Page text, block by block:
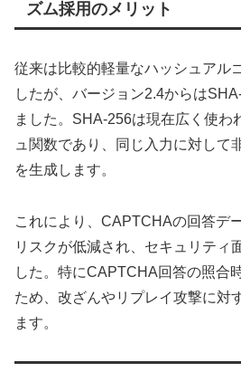
ズム採用のメリット
従来は比較的軽量なハッシュアル
したが、バージョン2.4からは
ました。SHA-256は現在広く使わ
ュ関数であり、同じ入力に対して
を生成します。
これにより、CAPTCHAの回答デ
リスクが低減され、セキュリティ
した。特にCAPTCHA回答の照合
ため、改ざんやリプレイ攻撃に対
ます。